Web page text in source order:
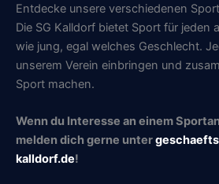
Entdecke unsere verschiedenen
Die SG Kalldorf bietet Sport für jeden
wie jung, egal welches Geschlecht.
unserem Verein einbringen und
Sport machen.
Wenn du Interesse an einem
melden dich gerne unter
kalldorf.de!